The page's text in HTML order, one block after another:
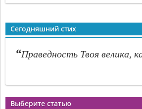
Сегодняшний стих
“Праведность Твоя велика,
Выберите статью